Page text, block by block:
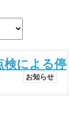
検による停
お知らせ